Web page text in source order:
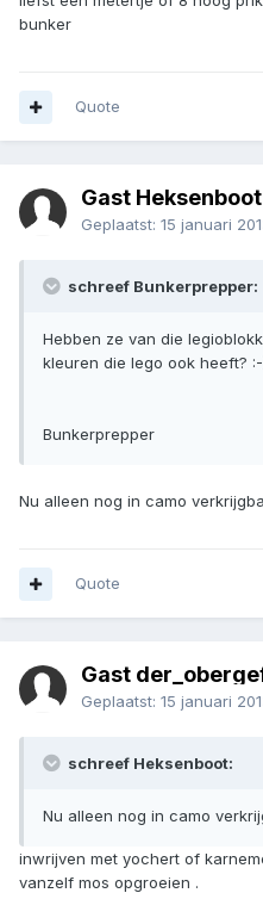
bunker
Quote
Gast Heksenboot
Geplaatst: 15 januari
schreef Bunkerprepper:
Hebben ze van die
kleuren die lego ook heeft?
Bunkerprepper
Nu alleen nog in camo
Quote
Gast
Geplaatst: 15 januari
schreef Heksenboot:
Nu alleen nog in camo
inwrijven met yochert of
vanzelf mos opgroeien .